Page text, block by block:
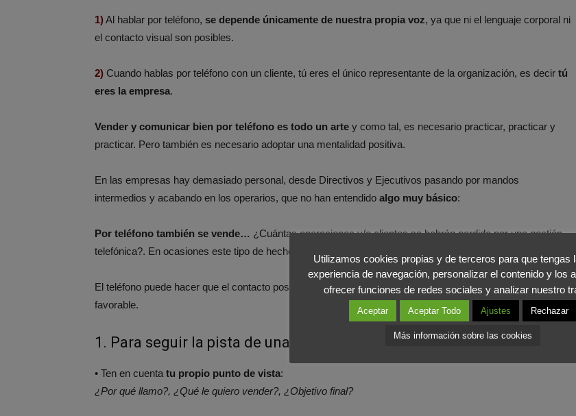
1)Al hablar por teléfono, se depende únicamente de nuestra propia voz, ya que ni el lenguaje corporal ni
el contacto visual son posibles.
2) Cuando hablas por teléfono con un cliente, tú eres el único representante de la organización, es decir tú
eres la empresa.
Vender y comunicar bien por teléfono es todo un arte y como tal, es necesario practicar, practicar y
practicar. Pero también es necesario adoptar una mentalidad positiva.
En las empresas hay demasiado personal, desde Directivos y Ejecutivos pasando por mandos
intermedios y acabando en los operarios, que no han entendido algo muy básico:
Por teléfono también se vende… ¿Cuántas operaciones y/o clientes se habrán perdido por una gestión
telefónica?. En ocasiones este tipo de hechos llega a ser desesperante.
El teléfono puede hacer que el contacto posterior sea más fácil y eficaz, predisponiendo al cliente de forma
favorable.
1. Para seguir la pista de una conversación.
• Ten en cuenta tu propio punto de vista:
¿Por qué llamo?, ¿Qué le quiero vender?, ¿Objetivo final?
Utilizamos cookies propias y de terceros para que tengas
experiencia de navegación, personalizar el contenido y los
ofrecer funciones de redes sociales y analizar nuestro
Aceptar Aceptar Todo Ajustes Rechazar
Más información sobre las cookies